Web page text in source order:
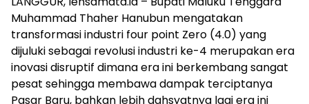
Muhammad Thaher Hanubun mengatakan
transformasi industri four point Zero (4.0) yang
dijuluki sebagai revolusi industri ke-4 merupakan era
inovasi disruptif dimana era ini berkembang sangat
pesat sehingga membawa dampak terciptanya
Pasar Baru, bahkan lebih dahsyatnya lagi era ini